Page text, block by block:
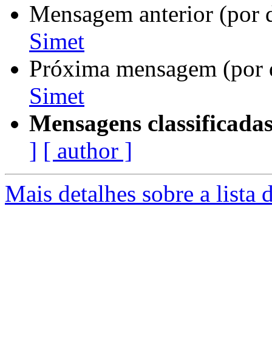
Mensagem anterior (por
Simet
Próxima mensagem
Simet
Mensagens
] [ author ]
Mais detalhes sobre a lista